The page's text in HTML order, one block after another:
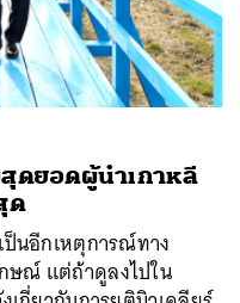
สุดยอดผู้นำเกาหลี
ด
ป็นอีกเหตุการณ์ทาง
ษณ์ แต่ถ้าดูลงไปใน